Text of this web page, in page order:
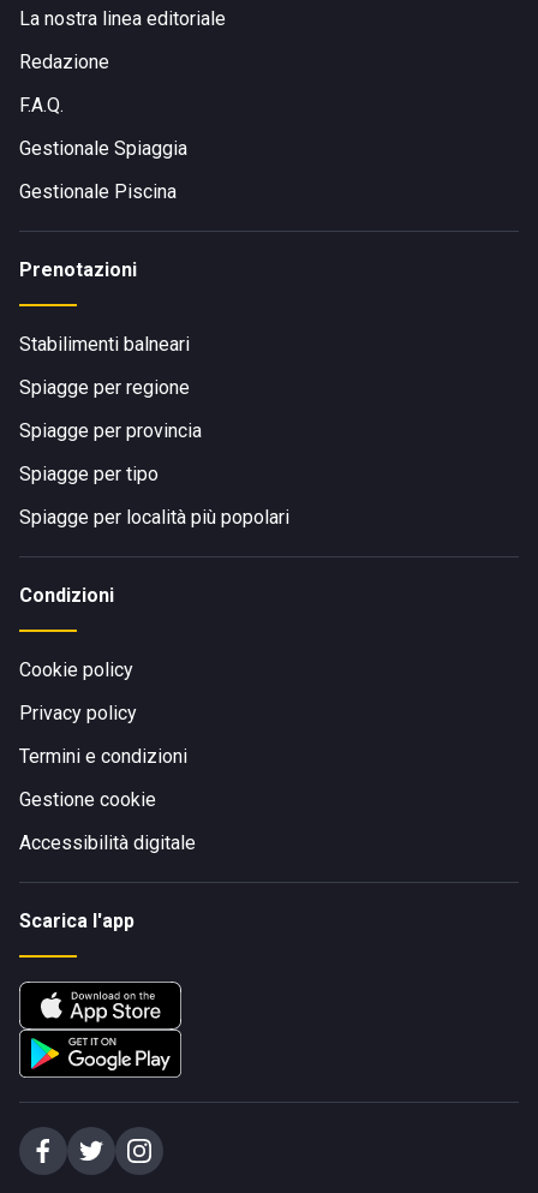
La nostra linea editoriale
Redazione
F.A.Q.
Gestionale Spiaggia
Gestionale Piscina
Prenotazioni
Stabilimenti balneari
Spiagge per regione
Spiagge per provincia
Spiagge per tipo
Spiagge per località più popolari
Condizioni
Cookie policy
Privacy policy
Termini e condizioni
Gestione cookie
Accessibilità digitale
Scarica l'app